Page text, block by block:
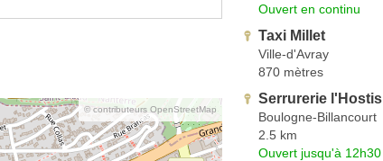
© contributeurs OpenStreetMap
Ouvert en continu
Taxi Millet
Ville-d'Avray
870 mètres
Serrurerie l'Hostis
Boulogne-Billancourt
2.5 km
Ouvert jusqu'à 12h30